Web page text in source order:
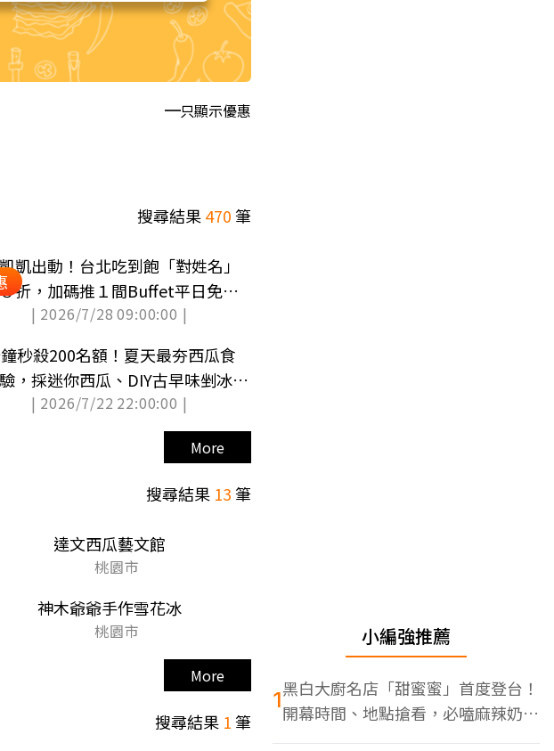
只顯示優惠
搜尋結果470筆
凱出動！台北吃到飽「對姓名」
折，加碼推１間Buffet平日免千
| 2026/7/28 09:00:00 |
秒殺200名額！夏天最夯西瓜食
，採迷你西瓜、DIY古早味剉冰超
| 2026/7/22 22:00:00 |
More
搜尋結果 13筆
達文西瓜藝文館
桃園市
神木爺爺手作雪花冰
桃園市
More
搜尋結果 1筆
小編強推薦
1黑白大廚名店「甜蜜蜜」首度登台！
開幕時間、地點搶看，必嗑麻辣奶油
蝦